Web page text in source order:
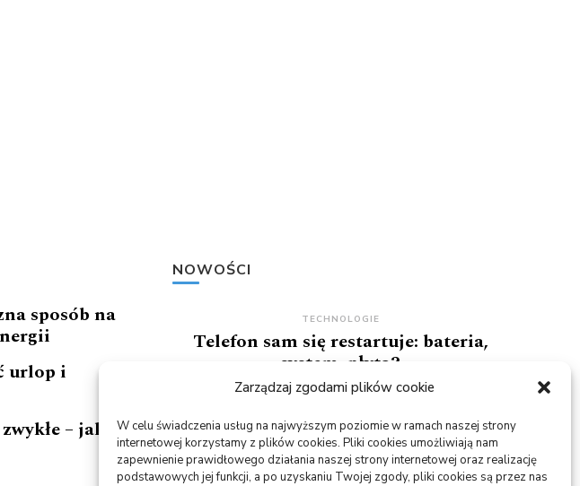
Zarządzaj zgodami plików cookie
W celu świadczenia usług na najwyższym poziomie w ramach naszej strony
internetowej korzystamy z plików cookies. Pliki cookies umożliwiają nam
zapewnienie prawidłowego działania naszej strony internetowej oraz realizację
podstawowych jej funkcji, a po uzyskaniu Twojej zgody, pliki cookies są przez nas
sposób na
urlop i
– jakie
NOWOŚCI
TECHNOLOGIE
Telefon sam się restartuje: bateria,
system, płyta?
05/08/2026
USŁUGI
PR dla marki osobistej, gdy social
media nie wystarczają